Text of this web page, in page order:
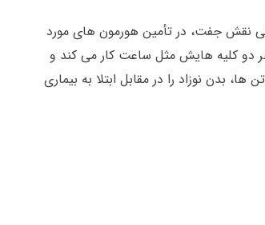
های پایانی نقش جفت، در تأمین هورمون های مورد
بدن وی توانایی لازم در تولید و ترشح این هورمون ها را به دست آورده است، همچنین در هفته ۳۶ بارداری هر دو کلیه هایش مثل ساعت کار می کند و
بدن نوزاد را در مقابل ابتلا به بیماری